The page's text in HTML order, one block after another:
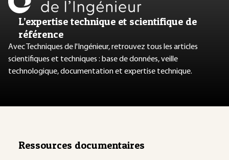
L’expertise technique et scientifique de
référence
Avec Techniques de l'Ingénieur, retrouvez tous les articles
scientifiques et techniques : base de données, veille
technologique, documentation et expertise technique.
Ressources documentaires